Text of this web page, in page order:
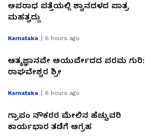
ಅಪರಾಧ ಪತ್ತೆಯಲ್ಲಿ ಶ್ವಾನದಳದ ಪಾತ್ರ
ಮಹತ್ವದ್ದು
Karnataka 6 hours ago
ಆತ್ಮಜ್ಞಾನವೇ ಆಯುರ್ವೇದದ ಪರಮ ಗುರಿ:
ರಾಘವೇಶ್ವರ ಶ್ರೀ
Karnataka 6 hours ago
ಗ್ರಾಪಂ ನೌಕರರ ಮೇಲಿನ ಹೆಚ್ಚುವರಿ
ಕಾರ್ಯಭಾರ ತಡೆಗೆ ಆಗ್ರಹ